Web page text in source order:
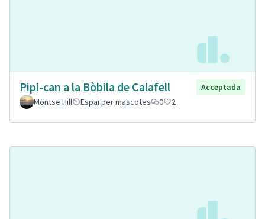
Pipi-can a la Bòbila de Calafell
Acceptada
Montse Hill
Espai per mascotes 0 2